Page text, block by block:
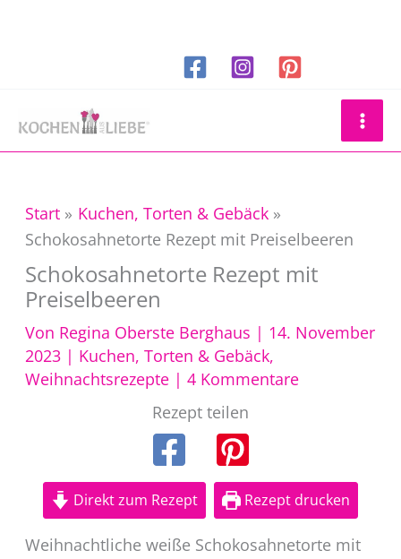
Start
Kuchen, Torten & Gebäck
Schokosahnetorte Rezept mit Preiselbeeren
Schokosahnetorte Rezept mit
Preiselbeeren
Von Regina Oberste Berghaus | 14. November
2023 | Kuchen, Torten & Gebäck,
Weihnachtsrezepte| 4 Kommentare
Rezept teilen
Direkt zum Rezept Rezept drucken
Weihnachtliche weiße Schokosahnetorte mit